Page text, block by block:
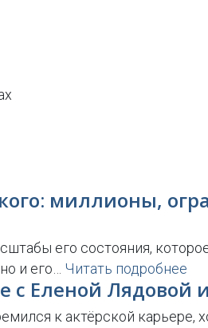
миллионы,
его состояния,
и его… Читать подробнее
с Еленой Лядовой
к актёрской карьере,